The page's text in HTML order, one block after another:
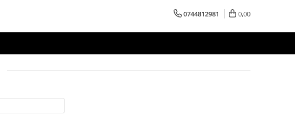
0744812981 0,00